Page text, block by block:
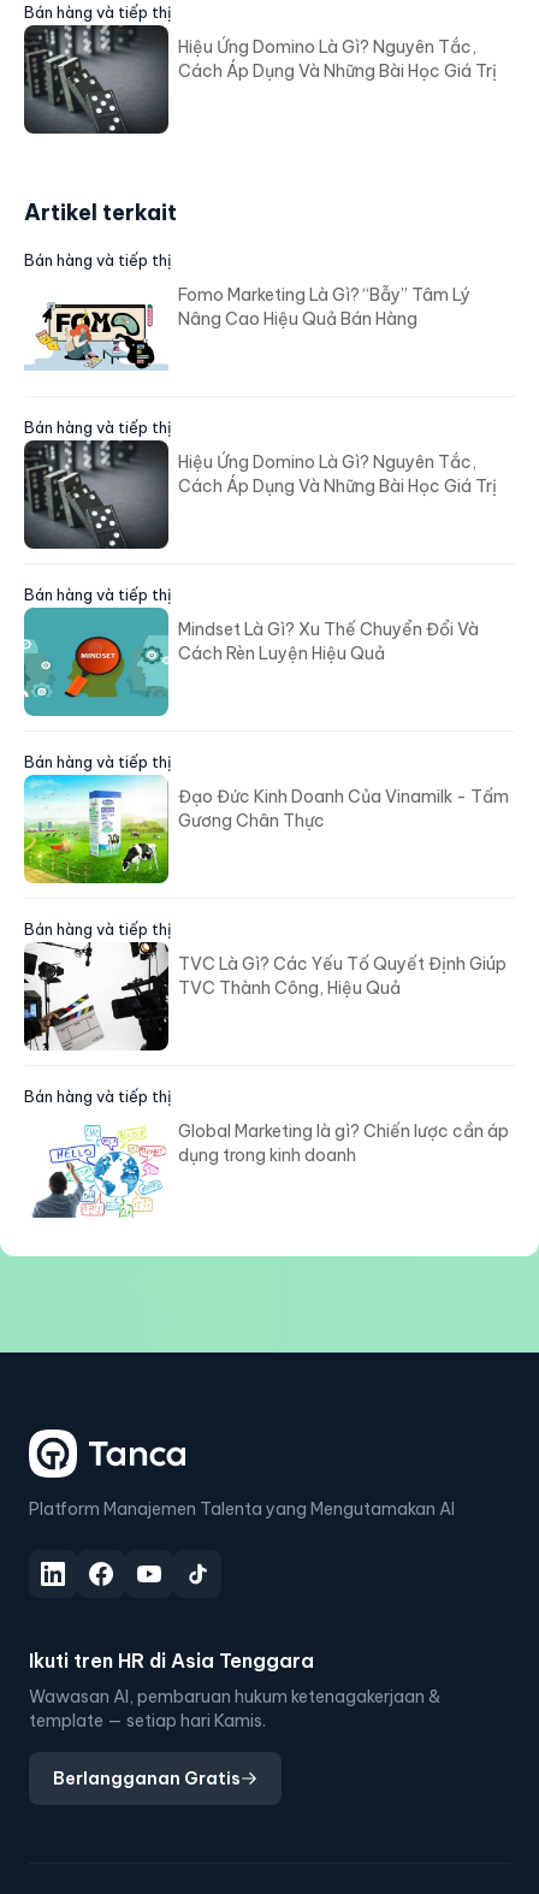
Bán hàng và tiếp thị
Hiệu Ứng Domino Là Gì? Nguyên Tắc,
Cách Áp Dụng Và Những Bài Học Giá Trị
Artikel terkait
Bán hàng và tiếp thị
Fomo Marketing Là Gì? “Bẫy” Tâm Lý
Nâng Cao Hiệu Quả Bán Hàng
Bán hàng và tiếp thị
Hiệu Ứng Domino Là Gì? Nguyên Tắc,
Cách Áp Dụng Và Những Bài Học Giá Trị
Bán hàng và tiếp thị
Mindset Là Gì? Xu Thế Chuyển Đổi Và
Cách Rèn Luyện Hiệu Quả
Bán hàng và tiếp thị
Đạo Đức Kinh Doanh Của Vinamilk - Tấm
Gương Chân Thực
Bán hàng và tiếp thị
TVC Là Gì? Các Yếu Tố Quyết Định Giúp
TVC Thành Công, Hiệu Quả
Bán hàng và tiếp thị
Global Marketing là gì? Chiến lược cần áp
dụng trong kinh doanh
Platform Manajemen Talenta yang Mengutamakan AI
Ikuti tren HR di Asia Tenggara
Wawasan AI, pembaruan hukum ketenagakerjaan &
template — setiap hari Kamis.
Berlangganan Gratis